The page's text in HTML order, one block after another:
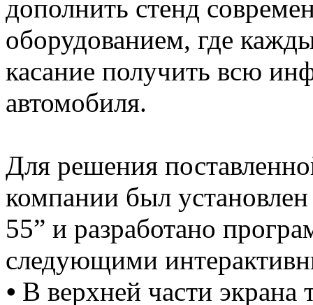
дополнить стенд
оборудованием, где
касание получить всю
автомобиля.
Для решения
компании был
55” и разработано
следующими
⦁ В верхней части экрана